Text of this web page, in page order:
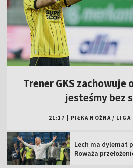
Trener GKS
jesteśmy bez
21:17 PIŁKA NOŻNA / LIGA
Lech ma dylemat
Roważa